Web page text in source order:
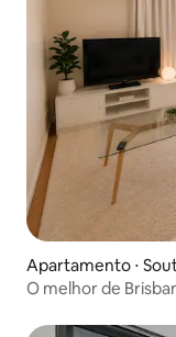
Apartamento ⋅
O melhor de